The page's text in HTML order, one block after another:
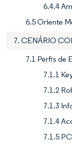
6.4.4
6.5 Oriente
7. CENÁRIO
7.1 Perfis de
7.1.1
7.1.2
7.1.3
7.1.4
7.1.5